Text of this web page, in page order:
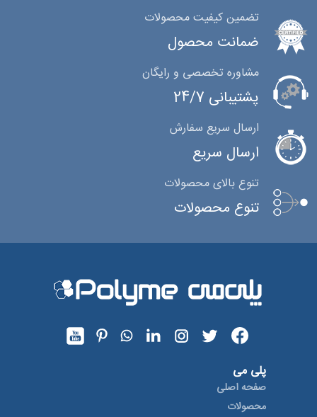
تضمین کیفیت محصولات
ضمانت محصول
مشاوره تخصصی و رایگان
پشتیبانی 24/7
ارسال سریع سفارش
ارسال سریع
تنوع بالای محصولات
تنوع محصولات
پلی می
صفحه اصلی
محصولات